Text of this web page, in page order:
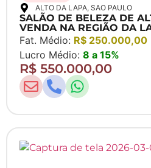
ALTO DA LAPA, SAO PAULO
SALÃO DE BELEZA DE
VENDA NA REGIÃO DA
Fat. Médio: R$ 250.000,00
Lucro Médio: 8 a 15%
R$ 550.000,00